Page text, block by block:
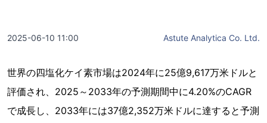
2025-06-10 11:00 Astute Analytica Co. Ltd.
世界の四塩化ケイ素市場は2024年に25億9,617万米ドルと
評価され、2025～2033年の予測期間中に4.20%のCAGR
で成長し、2033年には37億2,352万米ドルに達すると予測